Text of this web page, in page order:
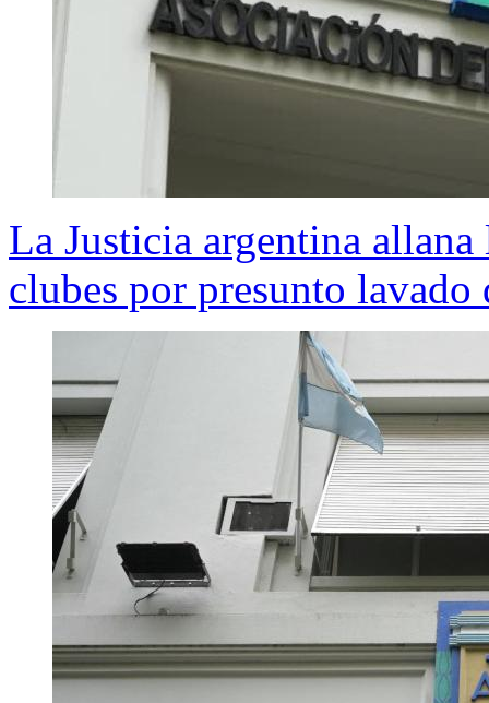
La Justicia argentina
clubes por presunto lavado